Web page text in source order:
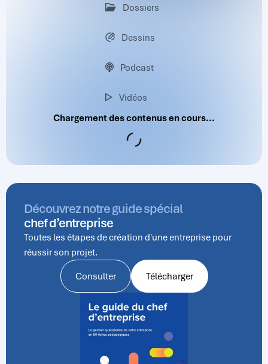
Dossiers
Dessins
Podcast
Vidéos
Découvrez notre guide spécial
chef d’entreprise
Toutes les étapes de création d'une entreprise pour
réussir son projet.
Consulter
Télécharger